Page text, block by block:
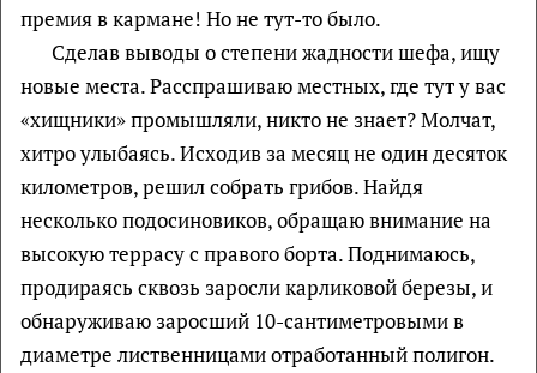
премия в кармане! Но не тут-то было.
Сделав выводы о степени жадности шефа, ищу
новые места. Расспрашиваю местных, где тут у вас
«хищники» промышляли, никто не знает? Молчат,
хитро улыбаясь. Исходив за месяц не один десяток
километров, решил собрать грибов. Найдя
несколько подосиновиков, обращаю внимание на
высокую террасу с правого борта. Поднимаюсь,
продираясь сквозь заросли карликовой березы, и
обнаруживаю заросший 10-сантиметровыми в
диаметре лиственницами отработанный полигон.